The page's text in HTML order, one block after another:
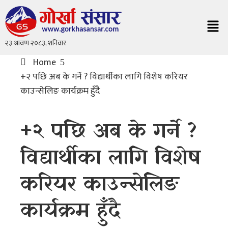
Home
+२ पछि अब के गर्ने ? विद्यार्थीका लागि विशेष करियर
काउन्सेलिङ कार्यक्रम हुँदै
+२ पछि अब के गर्ने ?
विद्यार्थीका लागि विशेष
करियर काउन्सेलिङ
कार्यक्रम हुँदै